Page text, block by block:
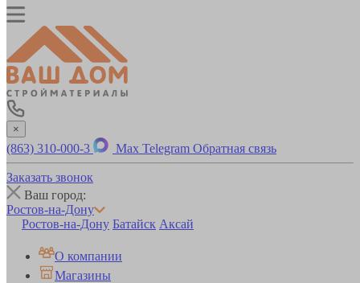
×
(863) 310-000-3 Max Telegram Обратная связь
Заказать звонок
Ваш город:
Ростов-на-Дону
Ростов-на-Дону Батайск Аксай
О компании
Магазины